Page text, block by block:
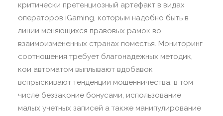
критически претенциозный артефакт в видах
операторов iGaming, которым надобно быть в
линии меняющихся правовых рамок во
взаимоизмененных странах поместья. Мониторинг
соотношения требует благонадежных методик,
кои автоматом выплывают вдобавок
вспрыскивают тенденции мошенничества, в том
числе беззаконие бонусами, использование
малых учетных записей а также манипулирование